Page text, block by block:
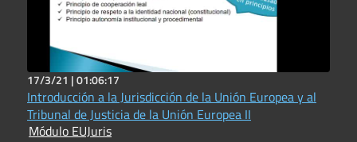
17/3/21 |01:06:17
Introducción a la Jurisdicción de la Unión Europea y al
Tribunal de Justicia de la Unión Europea II
Módulo EUJuris